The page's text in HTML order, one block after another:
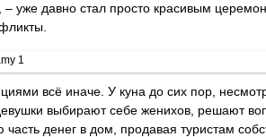
уже давно стал просто красивым
всё иначе. У куна до сих пор,
выбирают себе женихов, решают
денег в дом, продавая туристам